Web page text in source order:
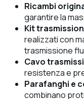
Ricambi
garantire la
Kit
realizzati con
trasmissione
Cavo
resistenza e
Parafanghi e
combinano